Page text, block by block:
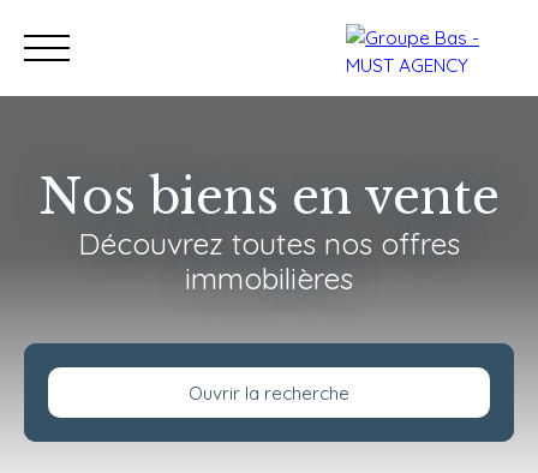
Acheter Vendre Programmes
Nos biens en vente
Découvrez toutes nos offres
immobilières
Ouvrir la recherche